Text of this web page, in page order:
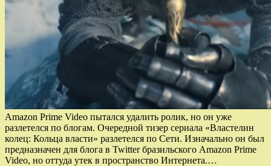
Amazon Prime Video пытался удалить ролик, но он уже
разлетелся по блогам. Очередной тизер сериала «Властелин
колец: Кольца власти» разлетелся по Сети. Изначально он был
предназначен для блога в Twitter бразильского Amazon Prime
Video, но оттуда утек в пространство Интернета.…